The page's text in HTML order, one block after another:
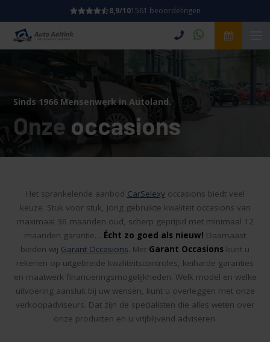
8,9/101561 beoordelingen
Sinds 1966 Mensenwerk in Autoland.
Onze occasions
Het sprankelende aanbod CarSelexyoccasions biedt veel
keuze. Stuk voor stuk, jong gebruikte kwaliteit occasions van
maximaal 36 maanden oud, scherp geprijsd met minimaal 12
maanden garantie… Écht zo goed als nieuw! Daarnaast
bieden wij Garant Occasions. Met Garant Occasions kunt u
rekenen op uitgebreide kwaliteitscontroles, keiharde garanties
en maatwerk financieringsmogelijkheden. Welk model en welke
uitvoering aansluit bij uw wensen, kunt u overleggen met onze
verkoopadviseurs. Dat zijn de specialisten die alles weten over
onze producten en u vrijblijvend adviseren.